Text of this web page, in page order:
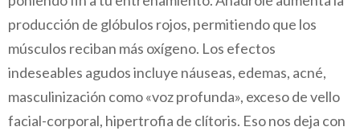
producción de glóbulos rojos, permitiendo que los
músculos reciban más oxígeno. Los efectos
indeseables agudos incluye náuseas, edemas, acné,
masculinización como «voz profunda», exceso de vello
facial-corporal, hipertrofia de clítoris. Eso nos deja con